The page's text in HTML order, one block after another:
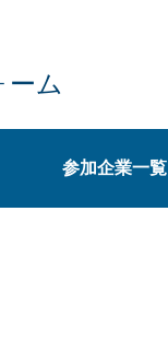
ーム
参加企業一覧